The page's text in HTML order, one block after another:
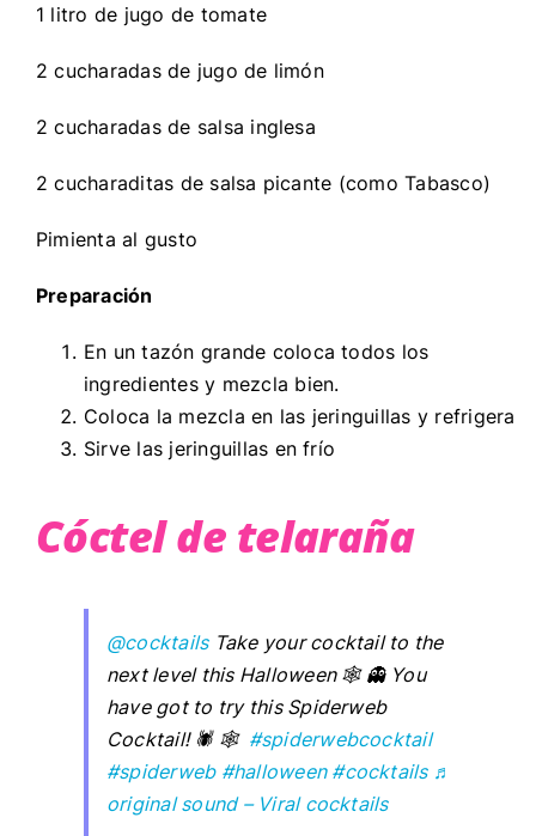
1 litro de jugo de tomate
2 cucharadas de jugo de limón
2 cucharadas de salsa inglesa
2 cucharaditas de salsa picante (como Tabasco)
Pimienta al gusto
Preparación
En un tazón grande coloca todos los
ingredientes y mezcla bien.
Coloca la mezcla en las jeringuillas y refrigera
Sirve las jeringuillas en frío
Cóctel de telaraña
@cocktailsTake your cocktail to the
next level this Halloween 🕸️ 👻 You
have got to try this Spiderweb
Cocktail! 🕷️ 🕸️ #spiderwebcocktail
#spiderweb #halloween #cocktails ♬
original sound – Viral cocktails